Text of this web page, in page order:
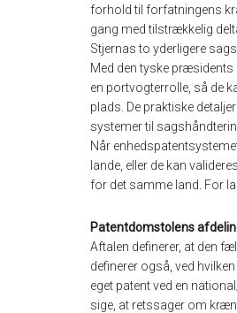
forhold til forfatningens
gang med tilstrækkelig
Stjernas to yderligere
Med den tyske
en portvogterrolle, så de
plads. De praktiske
systemer til
Når
lande, eller de kan
for det samme land. For
Patentdomstolens
Aftalen definerer, at den
definerer også, ved
eget patent ved en
sige, at retssager om